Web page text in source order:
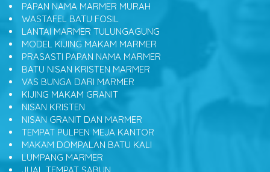
PAPAN NAMA MARMER MURAH
WASTAFEL BATU FOSIL
LANTAI MARMER TULUNGAGUNG
MODEL KIJING MAKAM MARMER
PRASASTI PAPAN NAMA MARMER
BATU NISAN KRISTEN MARMER
VAS BUNGA DARI MARMER
KIJING MAKAM GRANIT
NISAN KRISTEN
NISAN GRANIT DAN MARMER
TEMPAT PULPEN MEJA KANTOR
MAKAM DOMPALAN BATU KALI
LUMPANG MARMER